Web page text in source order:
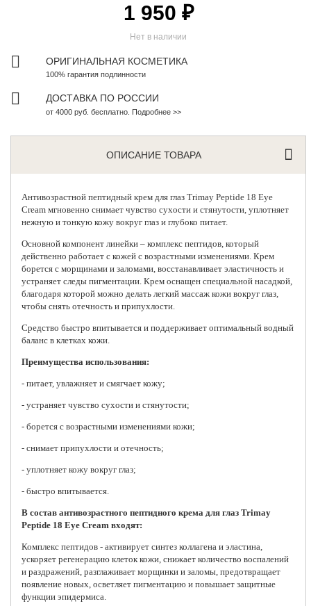
Нет в наличии
1 950 ₽
ОРИГИНАЛЬНАЯ КОСМЕТИКА
100% гарантия подлинности
ДОСТАВКА ПО РОССИИ
от 4000 руб. бесплатно. Подробнее >>
ОПИСАНИЕ ТОВАРА
Антивозрастной пептидный крем для глаз Trimay Peptide 18 Eye
Cream мгновенно снимает чувство сухости и стянутости, уплотняет
нежную и тонкую кожу вокруг глаз и глубоко питает.
Основной компонент линейки – комплекс пептидов, который
действенно работает с кожей с возрастными изменениями. Крем
борется с морщинами и заломами, восстанавливает эластичность и
устраняет следы пигментации. Крем оснащен специальной насадкой,
благодаря которой можно делать легкий массаж кожи вокруг глаз,
чтобы снять отечность и припухлости.
Средство быстро впитывается и поддерживает оптимальный водный
баланс в клетках кожи.
Преимущества использования:
- питает, увлажняет и смягчает кожу;
- устраняет чувство сухости и стянутости;
- борется с возрастными изменениями кожи;
- снимает припухлости и отечность;
- уплотняет кожу вокруг глаз;
- быстро впитывается.
В состав антивозрастного пептидного крема для глаз Trimay
Peptide 18 Eye Cream входят:
Комплекс пептидов - активирует синтез коллагена и эластина,
ускоряет регенерацию клеток кожи, снижает количество воспалений
и раздражений, разглаживает морщинки и заломы, предотвращает
появление новых, осветляет пигментацию и повышает защитные
функции эпидермиса.